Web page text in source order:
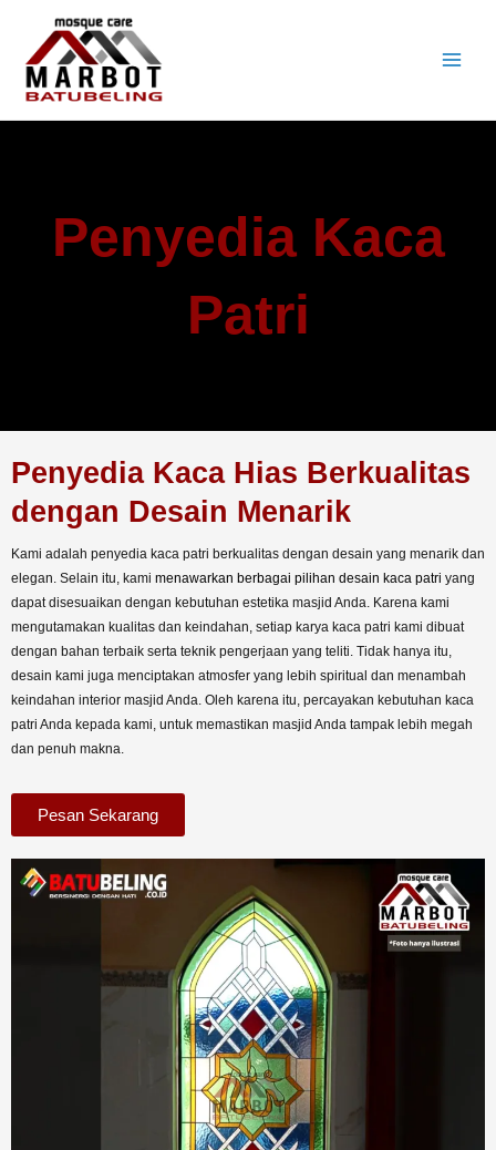
konten
Penyedia Kaca
Patri
Penyedia Kaca Hias Berkualitas
dengan Desain Menarik
Kami adalah penyedia kaca patri berkualitas dengan desain yang menarik dan
elegan. Selain itu, kami menawarkan berbagai pilihan desain kaca patri yang
dapat disesuaikan dengan kebutuhan estetika masjid Anda. Karena kami
mengutamakan kualitas dan keindahan, setiap karya kaca patri kami dibuat
dengan bahan terbaik serta teknik pengerjaan yang teliti. Tidak hanya itu,
desain kami juga menciptakan atmosfer yang lebih spiritual dan menambah
keindahan interior masjid Anda. Oleh karena itu, percayakan kebutuhan kaca
patri Anda kepada kami, untuk memastikan masjid Anda tampak lebih megah
dan penuh makna.
Pesan Sekarang